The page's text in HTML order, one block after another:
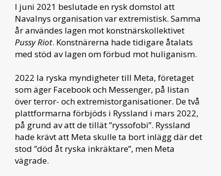
I juni 2021 beslutade en rysk domstol att
Navalnys organisation var extremistisk. Samma
år användes lagen mot konstnärskollektivet
Pussy Riot. Konstnärerna hade tidigare åtalats
med stöd av lagen om förbud mot huliganism.
2022 la ryska myndigheter till Meta, företaget
som äger Facebook och Messenger, på listan
över terror- och extremistorganisationer. De två
plattformarna förbjöds i Ryssland i mars 2022,
på grund av att de tillät ”ryssofobi”. Ryssland
hade krävt att Meta skulle ta bort inlägg där det
stod ”död åt ryska inkräktare”, men Meta
vägrade.